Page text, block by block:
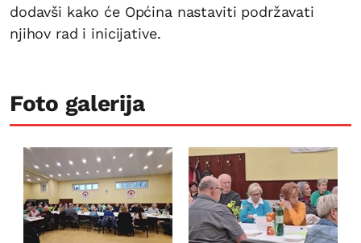
dodavši kako će Općina nastaviti podržavati
njihov rad i inicijative.
Foto galerija